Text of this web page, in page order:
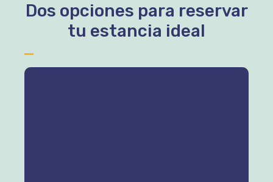
Dos opciones para reservar
tu estancia ideal